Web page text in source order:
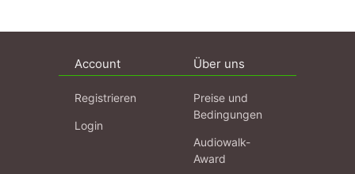
Account
Registrieren
Login
Über uns
Preise und
Bedingungen
Audiowalk-
Award